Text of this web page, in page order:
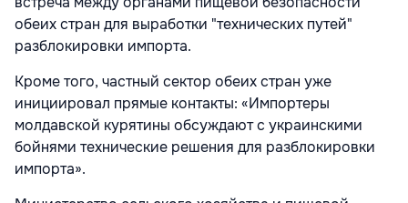
обеих стран для выработки "технических путей"
разблокировки импорта.
Кроме того, частный сектор обеих стран уже
инициировал прямые контакты: «Импортеры
молдавской курятины обсуждают с украинскими
бойнями технические решения для разблокировки
импорта».